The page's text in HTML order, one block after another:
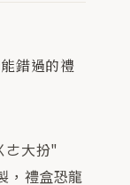
錯過的禮
ㄜ大扮"
，禮盒恐龍